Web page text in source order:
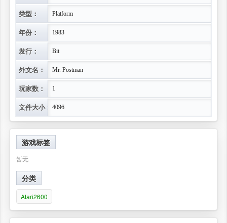
类型： Platform
年份： 1983
发行： Bit
外文名： Mr. Postman
玩家数： 1
文件大小： 4096
游戏标签
暂无
分类
Atari2600